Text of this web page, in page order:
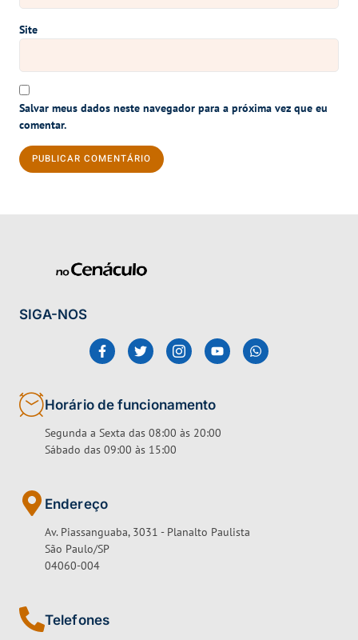
Site
Salvar meus dados neste navegador para a próxima vez que eu
comentar.
SIGA-NOS
Horário de funcionamento
Segunda a Sexta das 08:00 às 20:00
Sábado das 09:00 às 15:00
Endereço
Av. Piassanguaba, 3031 - Planalto Paulista
São Paulo/SP
04060-004
Telefones